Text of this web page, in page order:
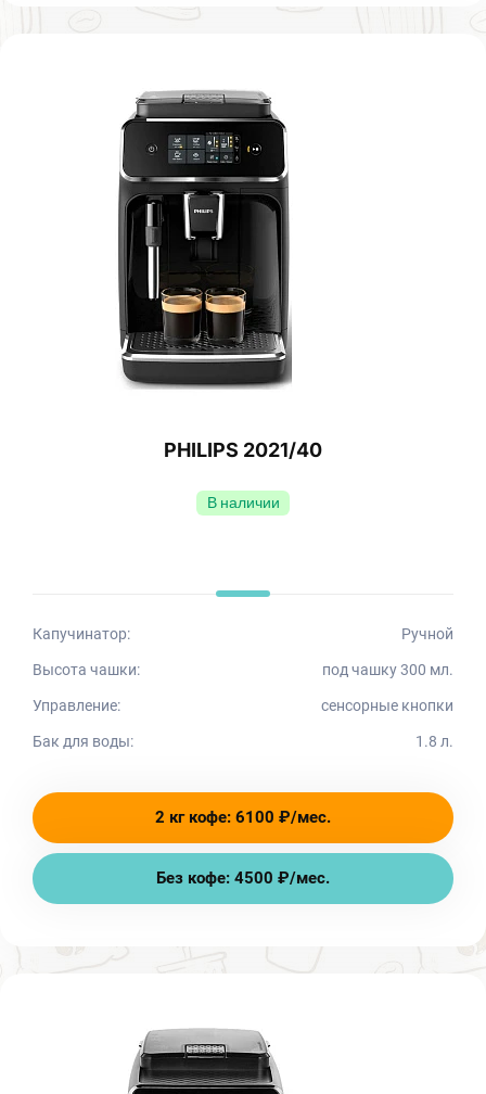
PHILIPS 2021/40
В наличии
Капучинатор: Ручной
Высота чашки: под чашку 300 мл.
Управление: сенсорные кнопки
Бак для воды: 1.8 л.
2 кг кофе: 6100 ₽/мес.
Без кофе: 4500 ₽/мес.